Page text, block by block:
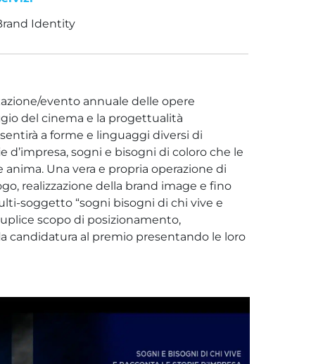
Identity
evento annuale delle opere
del cinema e la progettualità
a forme e linguaggi diversi di
sogni e bisogni di coloro che le
Una vera e propria operazione di
realizzazione della brand image e fino
soggetto “sogni bisogni di chi vive e
scopo di posizionamento,
candidatura al premio presentando le loro